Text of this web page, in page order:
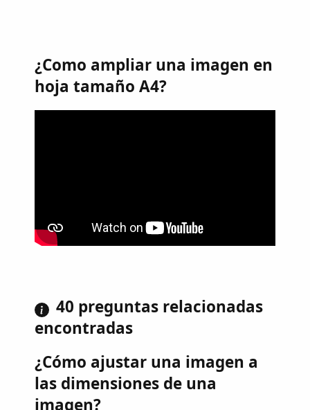
¿Como ampliar una imagen en
hoja tamaño A4?
40 preguntas relacionadas
encontradas
¿Cómo ajustar una imagen a
las dimensiones de una
imagen?